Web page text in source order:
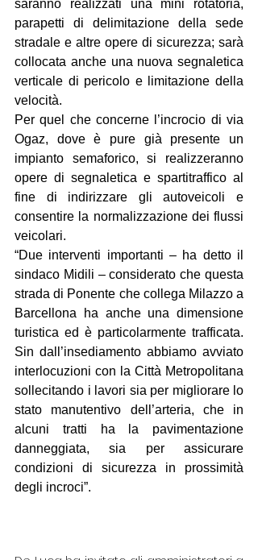
saranno realizzati una mini rotatoria,
parapetti di delimitazione della sede
stradale e altre opere di sicurezza; sarà
collocata anche una nuova segnaletica
verticale di pericolo e limitazione della
velocità.
Per quel che concerne l’incrocio di via
Ogaz, dove è pure già presente un
impianto semaforico, si realizzeranno
opere di segnaletica e spartitraffico al
fine di indirizzare gli autoveicoli e
consentire la normalizzazione dei flussi
veicolari.
“Due interventi importanti – ha detto il
sindaco Midili – considerato che questa
strada di Ponente che collega Milazzo a
Barcellona ha anche una dimensione
turistica ed è particolarmente trafficata.
Sin dall’insediamento abbiamo avviato
interlocuzioni con la Città Metropolitana
sollecitando i lavori sia per migliorare lo
stato manutentivo dell’arteria, che in
alcuni tratti ha la pavimentazione
danneggiata, sia per assicurare
condizioni di sicurezza in prossimità
degli incroci”.